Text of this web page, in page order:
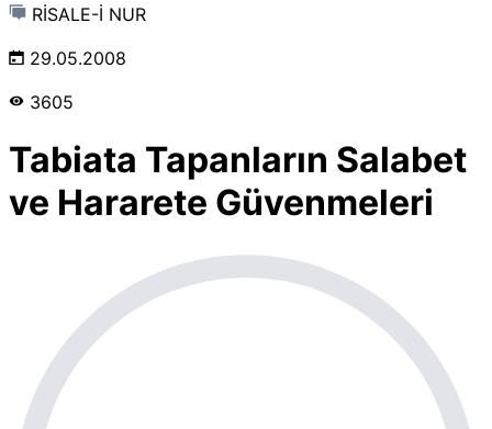
RİSALE-İ NUR
29.05.2008
3605
Tabiata Tapanların Salabet
ve Hararete Güvenmeleri